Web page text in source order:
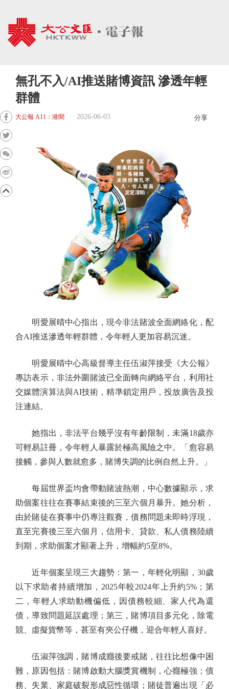
無孔不入/AI推送賭博資訊 滲透年輕
群體
大公報 A11：港聞 2026-06-03 分享
明愛展晴中心指出，現今非法賭波全面網絡化，配
合AI推送滲透年輕群體，令年輕人更加容易沉迷。
明愛展晴中心高級督導主任伍淑萍接受《大公報》
專訪表示，非法外圍賭波已全面轉向網絡平台，利用社
交媒體演算法與AI技術，精準鎖定用戶，投放廣告及投
注連結。
她指出，非法平台幾乎沒有年齡限制，未滿18歲亦
可輕易註冊，令年輕人暴露於極高風險之中。「愈容易
接觸，參與人數就愈多，賭博失調的比例自然上升。」
每屆世界盃均會帶動賭波熱潮，中心數據顯示，求
助個案往往在賽事結束後的三至六個月暴升。她分析，
由於賭徒在賽事中仍專注觀賽，債務問題未即時浮現，
直至完賽後三至六個月，信用卡、貸款、私人債務陸續
到期，求助個案才顯著上升，增幅約5至8%。
近年個案呈現三大趨勢：第一，年輕化明顯，30歲
以下求助者持續增加，2025年較2024年上升約5%；第
二，年輕人求助動機偏低，因債務較細、家人代為還
債，導致問題延誤處理；第三，賭博項目多元化，除電
競、虛擬貨幣等，甚至有夾公仔機，迎合年輕人喜好。
伍淑萍強調，賭博成癮後要戒賭，往往比想像中困
難，原因包括：賭博啟動大腦獎賞機制，心癮極強；債
務、失業、家庭破裂形成惡性循環；賭徒普遍出現「必